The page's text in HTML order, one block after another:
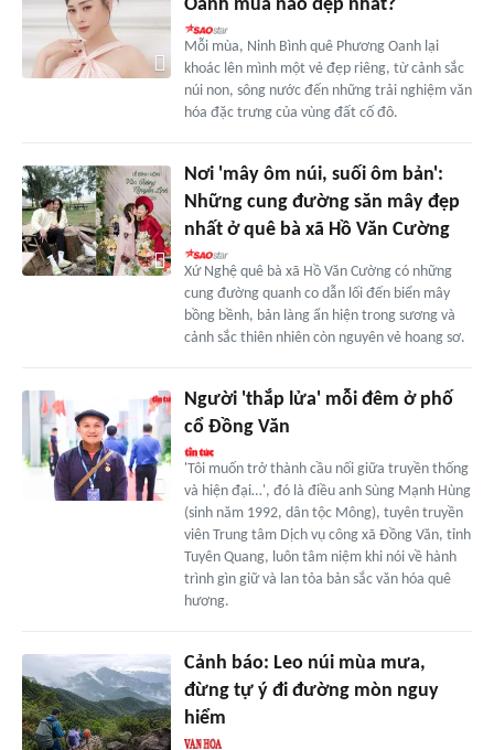
Oanh mùa nào đẹp nhất?
Mỗi mùa, Ninh Bình quê Phương Oanh lại
khoác lên mình một vẻ đẹp riêng, từ cảnh sắc
núi non, sông nước đến những trải nghiệm văn
hóa đặc trưng của vùng đất cố đô.
Nơi 'mây ôm núi, suối ôm bản':
Những cung đường săn mây đẹp
nhất ở quê bà xã Hồ Văn Cường
Xứ Nghệ quê bà xã Hồ Văn Cường có những
cung đường quanh co dẫn lối đến biển mây
bồng bềnh, bản làng ẩn hiện trong sương và
cảnh sắc thiên nhiên còn nguyên vẻ hoang sơ.
Người 'thắp lửa' mỗi đêm ở phố
cổ Đồng Văn
'Tôi muốn trở thành cầu nối giữa truyền thống
và hiện đại…', đó là điều anh Sùng Mạnh Hùng
(sinh năm 1992, dân tộc Mông), tuyên truyền
viên Trung tâm Dịch vụ công xã Đồng Văn, tỉnh
Tuyên Quang, luôn tâm niệm khi nói về hành
trình gìn giữ và lan tỏa bản sắc văn hóa quê
hương.
Cảnh báo: Leo núi mùa mưa,
đừng tự ý đi đường mòn nguy
hiểm